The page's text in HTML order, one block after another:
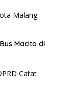
Macito di